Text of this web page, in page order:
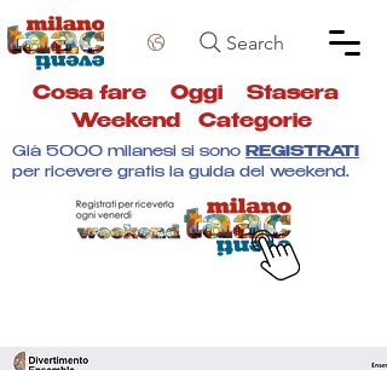
Search
Cosa fare Oggi Stasera
Weekend
Categorie
Già 5000 milanesi si sono REGISTRATI
per ricevere gratis la guida del weekend.